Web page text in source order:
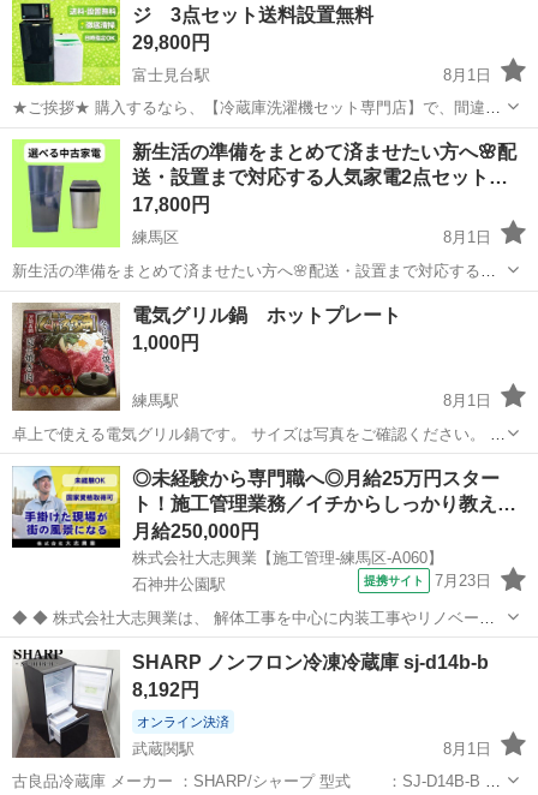
はありません、配...ジ 3点セット送料設置無料
29,800円
富士見台駅
8月1日
★ご挨拶★ 購入するなら、【冷蔵庫洗濯機セット専門店】で、間違い
なし！！ 販売セット台数年間 3000台販売実績 新生活をお迎えする 学
生 社会人 初同棲 単身赴任の方に、大好評のセットになっておりま
す。 【階段運...
東京 練馬区 富士見台駅 キッチン家電 商品
新生活の準備をまとめて済ませたい方へ🌸配
送・設置まで対応する人気家電2点セット…
17,800円
練馬区
8月1日
新生活の準備をまとめて済ませたい方へ🌸配送・設置まで対応する人
気家電2点セット T ※表示価格はセット価格ではありません、自社配
送サービス利用が可能な最低合計商品価格になります。 更に小家電が
欲しい場合も承りますので...
東京 練馬区 キッチン家電 SHARP
電気グリル鍋 ホットプレート
1,000円
練馬駅
8月1日
卓上で使える電気グリル鍋です。 サイズは写真をご確認ください。 土
日か平日の20時以降で受け渡しできる方を探しています。よろしくお
願いします。
東京 練馬区 練馬駅 キッチン家電
◎未経験から専門職へ◎月給25万円スター
ト！施工管理業務／イチからしっかり教え…
月給250,000円
株式会社大志興業【施工管理-練馬区-A060】
石神井公園駅
提携サイト 7月23日
◆ ◆ 株式会社大志興業は、 解体工事を中心に内装工事やリノベーシ
ョン工事まで幅広く手掛ける総合建設企業です。 住宅・店舗・ビルな
ど多様な現場に対応し、解体から施工、廃棄物処理まで一貫して行っ
ています。 20代～40代の...
東京 練馬区 その他
SHARP ノンフロン冷凍冷蔵庫 sj-d14b-b
8,192円
オンライン決済
武蔵関駅
8月1日
古良品冷蔵庫 メーカー ：SHARP/シャープ 型式 ：SJ-D14B-B 定